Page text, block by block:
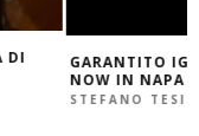
GARANTITO IGP.
NOW IN NAPA
STEFANO TESI